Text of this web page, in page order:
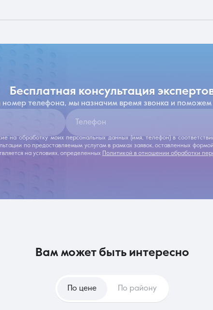
бесплатная консультация
номер телефона, мы назначим время звонка и
Телефон
на обработку моих персональных данных (имя, телефон) в
по предоставляемым услугам в рамках заявок, оставленных
на условиях, определенных Политикой в отношении обработки
вам может быть интересно
По цене По району